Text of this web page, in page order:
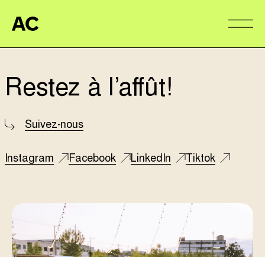
Aire Commune
Restez à l’affût!
Suivez-nous
Instagram Facebook LinkedIn Tiktok